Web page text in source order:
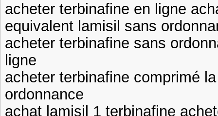
acheter terbinafine en ligne
equivalent lamisil sans
acheter terbinafine sans
ligne
acheter terbinafine comprimé
ordonnance
achat lamisil 1 terbinafine